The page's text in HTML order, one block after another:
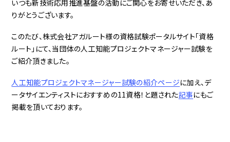
いつも新技術応用推進基盤の活動にご関心をお寄せいただき、あ
りがとうございます。
このたび、株式会社アガルート様の資格試験ポータルサイト「資格
ルート」にて、当団体の人工知能プロジェクトマネージャー試験を
ご紹介頂きました。
人工知能プロジェクトマネージャー試験の紹介ページに加え、デ
ータサイエンティストにおすすめの11資格！と題された記事にもご
掲載を頂いております。